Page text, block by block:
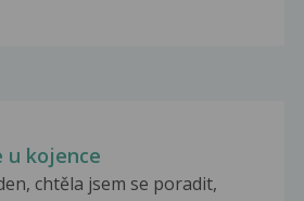
u kojence
chtěla jsem se poradit,